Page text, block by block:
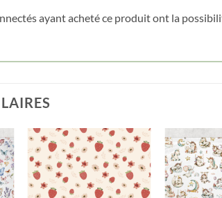
ayant acheté ce produit ont la